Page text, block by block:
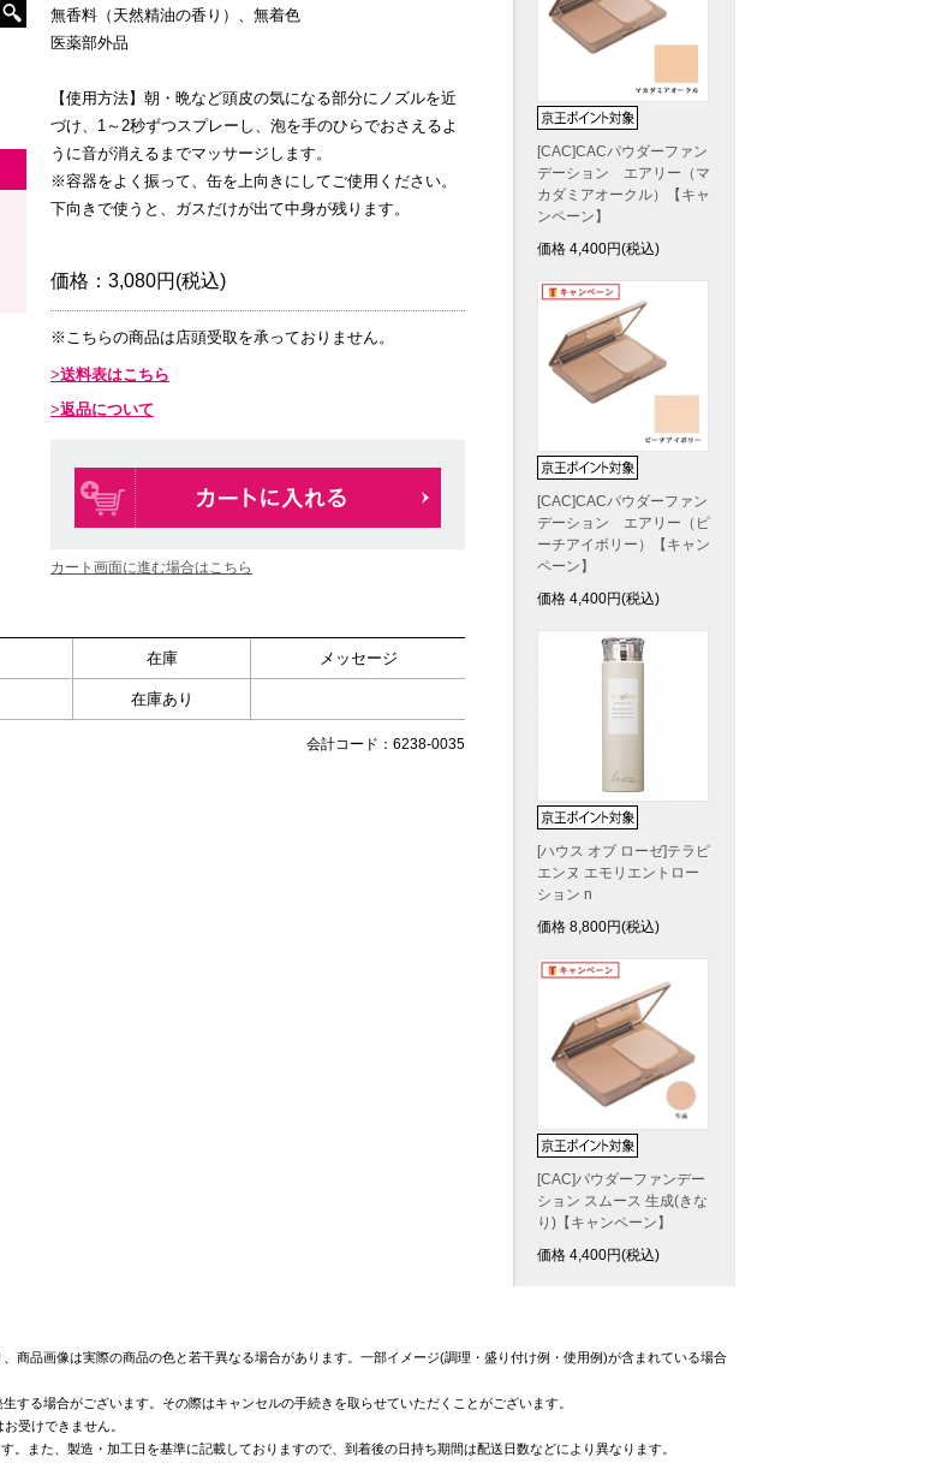
無香料（天然精油の香り）、無着色
医薬部外品
【使用方法】朝・晩など頭皮の気になる部分にノズルを近
づけ、1～2秒ずつスプレーし、泡を手のひらでおさえるよ
うに音が消えるまでマッサージします。
※容器をよく振って、缶を上向きにしてご使用ください。
下向きで使うと、ガスだけが出て中身が残ります。
価格： 3,080円(税込)
※こちらの商品は店頭受取を承っておりません。
送料表はこちら
返品について
カート画面に進む場合はこちら
在庫 メッセージ
在庫あり
会計コード：6238-0035
[CAC]CACパウダーファン
デーション エアリー（マ
カダミアオークル）【キャ
ンペーン】
価格 4,400円(税込)
[CAC]CACパウダーファン
デーション エアリー（ピ
ーチアイボリー）【キャン
ペーン】
価格 4,400円(税込)
[ハウス オブ ローゼ]テラピ
エンヌ エモリエントロー
ション n
価格 8,800円(税込)
[CAC]パウダーファンデー
ション スムース 生成(きな
り)【キャンペーン】
価格 4,400円(税込)
商品画像は実際の商品の色と若干異なる場合があります。一部イメージ(調理・盛り付け例・使用例)が含まれている場合
する場合がございます。その際はキャンセルの手続きを取らせていただくことがございます。
受けできません。
また、製造・加工日を基準に記載しておりますので、到着後の日持ち期間は配送日数などにより異なります。